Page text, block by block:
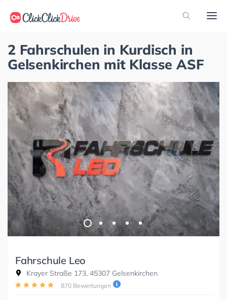
2 Fahrschulen in Kurdisch in
Gelsenkirchen mit Klasse ASF
Fahrschule Leo
Krayer Straße 173, 45307 Gelsenkirchen
870 Bewertungen